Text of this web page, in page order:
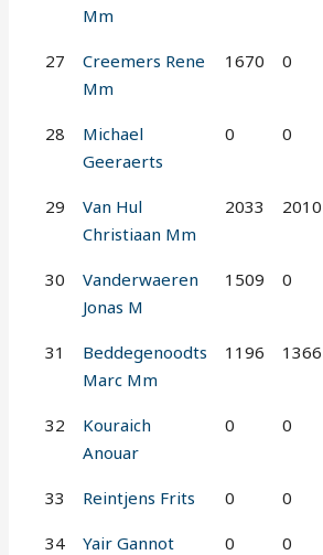
Mm
27
Creemers Rene
Mm
1670 0
28
Michael
Geeraerts
0 0
29
Van Hul
Christiaan Mm
2033 2010
30
Vanderwaeren
Jonas M
1509 0
31
Beddegenoodts
Marc Mm
1196 1366
32
Kouraich
Anouar
0 0
33 Reintjens Frits 0 0
34 Yair Gannot 0 0